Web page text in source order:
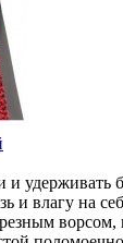
удерживать
и влагу на